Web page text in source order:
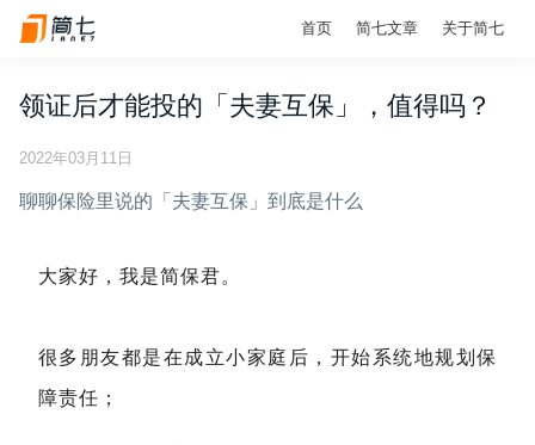
首页 简七文章 关于简七
领证后才能投的「夫妻互保」，值得吗？
2022年03月11日
聊聊保险里说的「夫妻互保」到底是什么
大家好，我是简保君。
很多朋友都是在成立小家庭后，开始系统地规划保
障责任；